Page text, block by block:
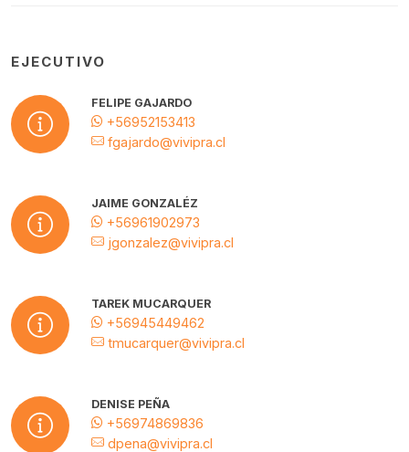
EJECUTIVO
FELIPE GAJARDO
+56952153413
fgajardo@vivipra.cl
JAIME GONZALÉZ
+56961902973
jgonzalez@vivipra.cl
TAREK MUCARQUER
+56945449462
tmucarquer@vivipra.cl
DENISE PEÑA
+56974869836
dpena@vivipra.cl